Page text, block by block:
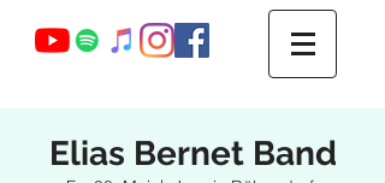
Webmaster Login
Elias Bernet Band